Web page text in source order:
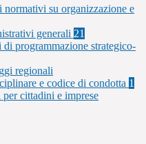
normativi su organizzazione e
generali 21
programmazione strategico-
regionali
e codice di condotta 1
cittadini e imprese